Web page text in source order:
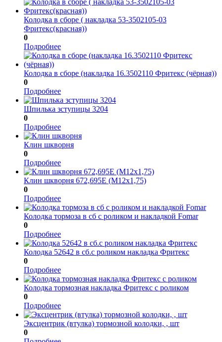
Колодка в сборе ( накладка 53-3502105-03
Фритекс(красная))
0
Подробнее
Колодка в сборе (накладка 16.3502110 Фритекс (чёрная))
0
Подробнее
Шпилька зступицы 3204
0
Подробнее
Клин шкворня
0
Подробнее
Клин шкворня 672,695Е (М12х1,75)
0
Подробнее
Колодка тормоза в сб с роликом и накладкой Fomar
0
Подробнее
Колодка 52642 в сб.с роликом накладка Фритекс
0
Подробнее
Колодка тормозная накладка Фритекс с роликом
0
Подробнее
Эксцентрик (втулка) тормозной колодки, , шт
0